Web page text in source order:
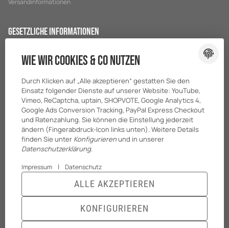
Versandinformationen
Gesetzliche Informationen
Sitemap
Impressum
Batteriegesetzhinweise
* Alle Preise zzgl. gesetzlicher USt., zzgl.
Wie wir Cookies & Co nutzen
Durch Klicken auf „Alle akzeptieren“ gestatten Sie den
Einsatz folgender Dienste auf unserer Website: YouTube,
Vimeo, ReCaptcha, uptain, SHOPVOTE, Google Analytics 4,
Google Ads Conversion Tracking, PayPal Express Checkout
und Ratenzahlung. Sie können die Einstellung jederzeit
ändern (Fingerabdruck-Icon links unten). Weitere Details
finden Sie unter Konfigurierenund in unserer
Datenschutzerklärung.
Impressum | Datenschutz
KONFIGURIEREN
ALLE AKZEPTIEREN